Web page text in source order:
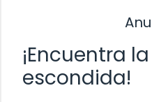
¡Encuentra la
escondida!